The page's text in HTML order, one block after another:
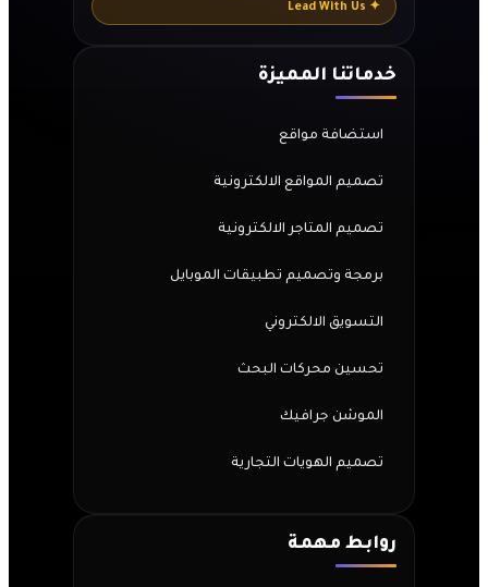
✦ Lead With Us
خدماتنا المميزة
استضافة مواقع
تصميم المواقع الالكترونية
تصميم المتاجر الالكترونية
برمجة وتصميم تطبيقات الموبايل
التسويق الالكتروني
تحسين محركات البحث
الموشن جرافيك
تصميم الهويات التجارية
روابط مهمة